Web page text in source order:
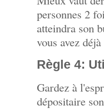
personnes 2
atteindra son
vous avez
Règle 4:
Gardez à
dépositaire